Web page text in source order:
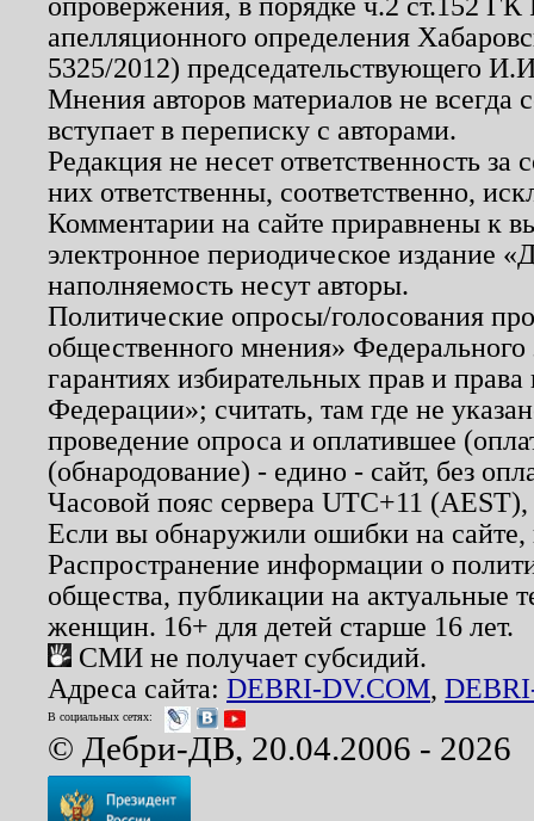
апелляционного определения
5325/2012) председательствующего
Мнения авторов материалов не
вступает в переписку с авторами.
Редакция не несет ответственность
них ответственны, соответственно,
Комментарии на сайте приравнены к
электронное периодическое издание
наполняемость несут авторы.
Политические опросы/голосования
общественного мнения»
гарантиях избирательных прав и
Федерации»; считать, там где не
проведение опроса и оплатившее
(обнародование) - едино - сайт, без
Часовой пояс сервера UTC+11
Если вы обнаружили ошибки на
Распространение информации о
общества, публикации на актуальные
женщин. 16+ для детей старше 16 лет.
СМИ не получает субсидий.
Адреса сайта: DEBRI-DV.COM,
В социальных сетях:
© Дебри-ДВ, 20.04.2006 - 2026